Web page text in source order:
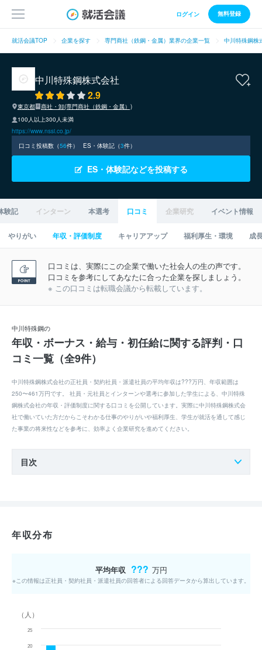
ログイン 無料登録
就活会議TOP 企業を探す 専門商社（鉄鋼・金属）業界の企業一覧 中川特殊鋼株
中川特殊鋼株式会社
2.9
東京都
商社・卸(専門商社（鉄鋼・金属）)
100人以上300人未満
https://www.nssi.co.jp/
口コミ投稿数（56件） ES・体験記（3件）
ES・体験記などを投稿する
験記 インターン 本選考 口コミ 企業研究 イベント情報
やりがい 年収・評価制度 キャリアアップ 福利厚生・環境 成
口コミは、実際にこの企業で働いた社会人の生の声です。
口コミを参考にしてあなたに合った企業を探しましょう。
※ この口コミは転職会議から転載しています。
中川特殊鋼の
年収・ボーナス・給与・初任給に関する評判・口
コミ一覧（全9件）
中川特殊鋼株式会社の正社員・契約社員・派遣社員の平均年収は???万円、年収範囲は
250〜461万円です。 社員・元社員とインターンや選考に参加した学生による、中川特殊
鋼株式会社の年収・評価制度に関する口コミを公開しています。実際に中川特殊鋼株式会
社で働いていた方だからこそわかる仕事のやりがいや福利厚生、学生が就活を通して感じ
た事業の将来性などを参考に、効率よく企業研究を進めてください。
目次
年収分布
平均年収 ??? 万円
※この情報は正社員・契約社員・派遣社員の回答者による回答データから算出しています。
（人）
20
25